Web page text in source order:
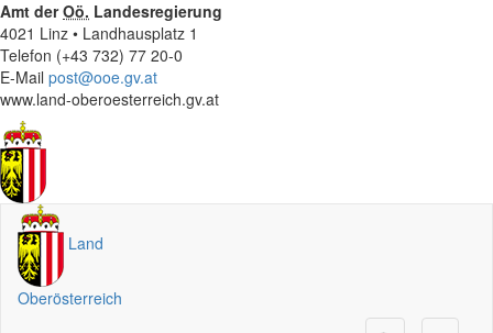
Amt derOö. Landesregierung
4021 Linz • Landhausplatz 1
Telefon (+43 732) 77 20-0
E-Mail post@ooe.gv.at
www.land-oberoesterreich.gv.at
Land
Oberösterreich